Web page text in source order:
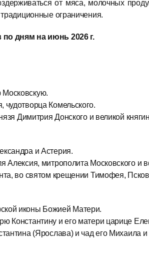
от мяса, молочных
ограничения.
дням на июнь 2026 г.
Комельского.
Димитрия Донского и великой
и Астерия.
Алексия, митрополита Московского и
во святом крещении Тимофея,
иконы Божией Матери.
Константину и его матери царице
(Ярослава) и чад его Михаила